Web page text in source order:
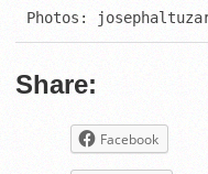
Photos:
Share:
Facebook